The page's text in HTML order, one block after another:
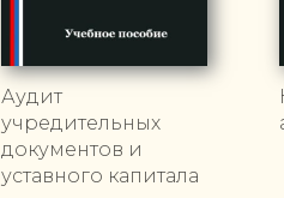
Аудит
учредительных
документов и
уставного капитала